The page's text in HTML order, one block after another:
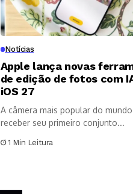
Notícias
Apple lança novas
de edição de fotos com
iOS 27
A câmera mais popular do
receber seu primeiro conjunto...
1 Min Leitura